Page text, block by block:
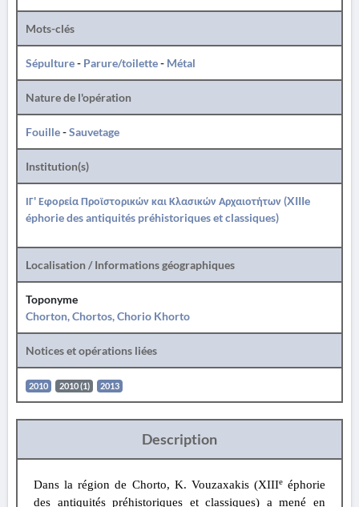
Mots-clés
Sépulture- Parure/toilette- Métal
Nature de l'opération
Fouille-Sauvetage
Institution(s)
ΙΓ' Εφορεία Προϊστορικών και Κλασικών Αρχαιοτήτων (XIIIe
éphorie des antiquités préhistoriques et classiques)
Localisation / Informations géographiques
Toponyme
Chorton, Chortos, Chorio Khorto
Notices et opérations liées
2010 2010 (1) 2013
Description
Dans la région de Chorto, K. Vouzaxakis (XIIIeéphorie
des antiquités préhistoriques et classiques) a mené en